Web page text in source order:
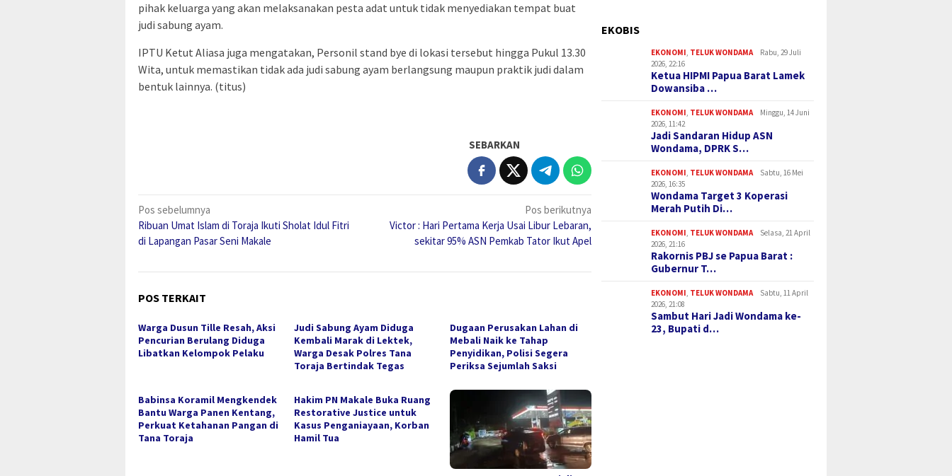
pihak keluarga yang akan melaksanakan pesta adat untuk tidak menyediakan tempat buat
judi sabung ayam.
IPTU Ketut Aliasa juga mengatakan, Personil stand bye di lokasi tersebut hingga Pukul 13.30
Wita, untuk memastikan tidak ada judi sabung ayam berlangsung maupun praktik judi dalam
bentuk lainnya. (titus)
SEBARKAN
Navigasi
pos
Pos sebelumnya
Ribuan Umat Islam di Toraja Ikuti Sholat Idul Fitri
di Lapangan Pasar Seni Makale
Pos berikutnya
Victor : Hari Pertama Kerja Usai Libur Lebaran,
sekitar 95% ASN Pemkab Tator Ikut Apel
POS TERKAIT
Warga Dusun Tille Resah, Aksi
Pencurian Berulang Diduga
Libatkan Kelompok Pelaku
Judi Sabung Ayam Diduga
Kembali Marak di Lektek,
Warga Desak Polres Tana
Toraja Bertindak Tegas
Dugaan Perusakan Lahan di
Mebali Naik ke Tahap
Penyidikan, Polisi Segera
Periksa Sejumlah Saksi
Babinsa Koramil Mengkendek
Bantu Warga Panen Kentang,
Perkuat Ketahanan Pangan di
Tana Toraja
Hakim PN Makale Buka Ruang
Restorative Justice untuk
Kasus Penganiayaan, Korban
Hamil Tua
EKOBIS
EKONOMI TELUK WONDAMA
Rabu, 29 Juli
2026, 22:16
Ketua HIPMI Papua Barat Lamek
Dowansiba …
EKONOMI TELUK WONDAMA
Minggu, 14 Juni
2026, 11:42
Jadi Sandaran Hidup ASN
Wondama, DPRK S…
EKONOMI TELUK WONDAMA
Sabtu, 16 Mei
2026, 16:35
Wondama Target 3 Koperasi
Merah Putih Di…
EKONOMI TELUK WONDAMA
Selasa, 21 April
2026, 21:16
Rakornis PBJ se Papua Barat :
Gubernur T…
EKONOMI TELUK WONDAMA
Sabtu, 11 April
2026, 21:08
Sambut Hari Jadi Wondama ke-
23, Bupati d…